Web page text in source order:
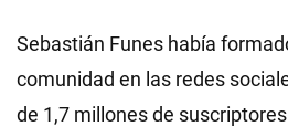
Sebastián Funes había
comunidad en las redes
de 1,7 millones de